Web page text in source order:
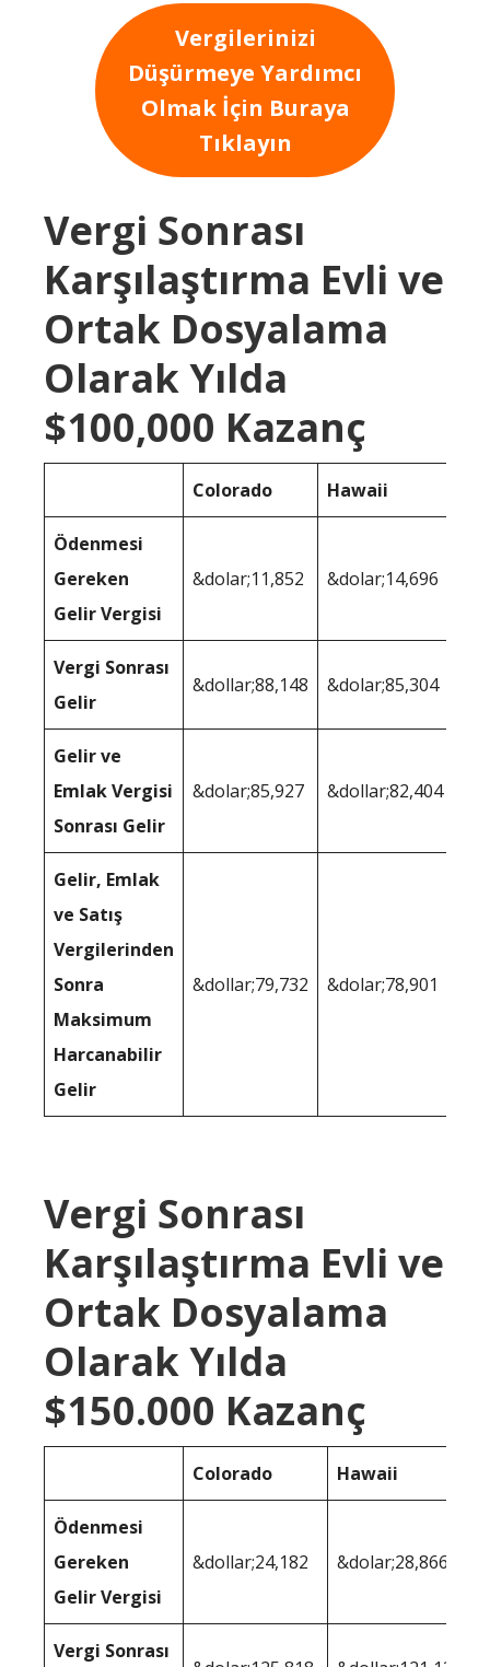
Vergilerinizi
Düşürmeye Yardımcı
Olmak İçin Buraya
Tıklayın
Vergi Sonrası
Karşılaştırma Evli ve
Ortak Dosyalama
Olarak Yılda
$100,000 Kazanç
Colorado Hawaii
Ödenmesi
Gereken
Gelir Vergisi
&dolar;11,852 &dolar;14,696
Vergi Sonrası
Gelir
&dollar;88,148 &dolar;85,304
Gelir ve
Emlak Vergisi
Sonrası Gelir
&dolar;85,927 &dollar;82,404
Gelir, Emlak
ve Satış
Vergilerinden
Sonra
Maksimum
Harcanabilir
Gelir
&dollar;79,732 &dolar;78,901
Vergi Sonrası
Karşılaştırma Evli ve
Ortak Dosyalama
Olarak Yılda
$150.000 Kazanç
Colorado Hawaii
Ödenmesi
Gereken
Gelir Vergisi
&dollar;24,182 &dolar;28,866
Vergi Sonrası